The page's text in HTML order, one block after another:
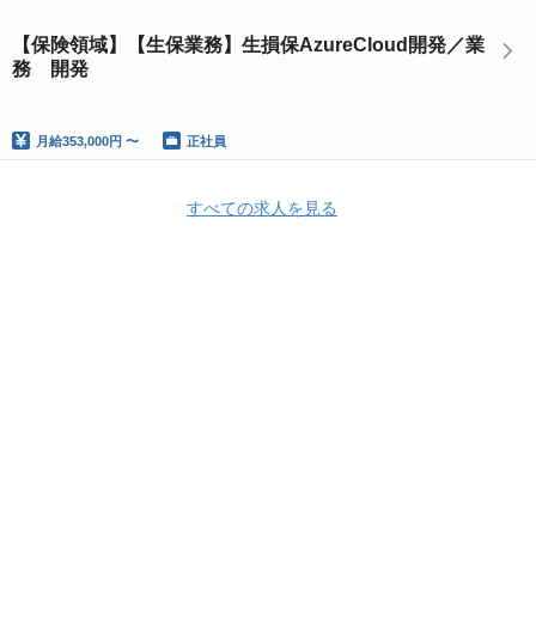
【保険領域】【生保業務】生損保AzureCloud開発／業
務 開発
月給353,000円 〜 正社員
すべての求人を見る